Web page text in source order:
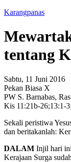
Karangpanas
tentang
Sabtu, 11 Juni 2016
Pekan Biasa X
PW S. Barnabas,
Kis 11:21b-26;13:1-
Sekali peristiwa
dan beritakanlah:
DALAM Injil hari
Kerajaan Surga